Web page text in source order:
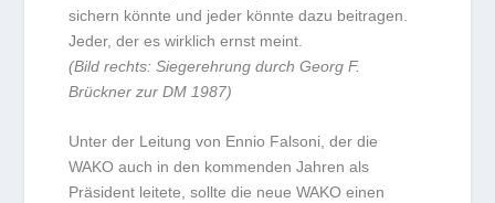
sichern könnte und jeder könnte dazu beitragen.
Jeder, der es wirklich ernst meint.
(Bild rechts: Siegerehrung durch Georg F.
Brückner zur DM 1987)
Unter der Leitung von Ennio Falsoni, der die
WAKO auch in den kommenden Jahren als
Präsident leitete, sollte die neue WAKO einen